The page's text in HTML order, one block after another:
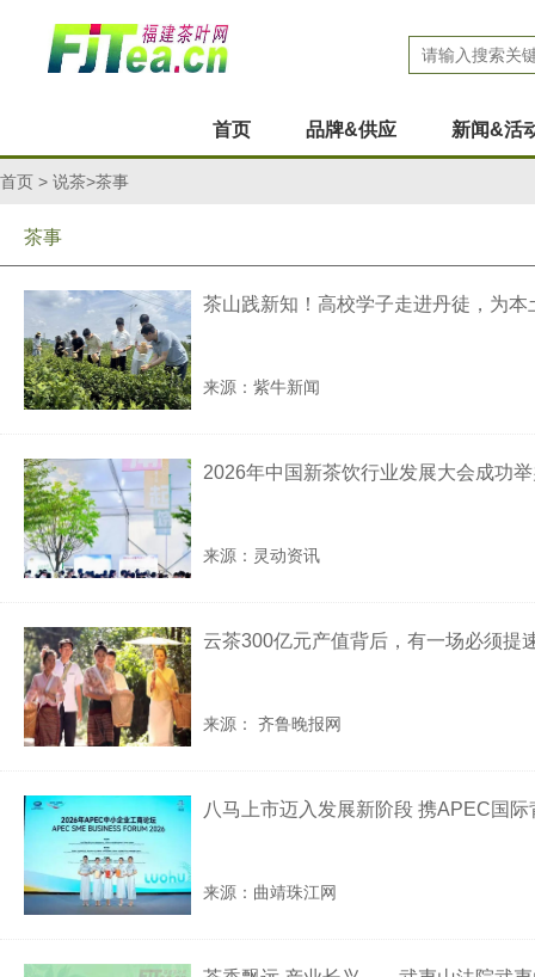
首页 品牌&供应 新闻&活
首页 > 说茶>茶事
茶事
茶山践新知！高校学子走进丹徒，为
来源：紫牛新闻
2026年中国新茶饮行业发展大会成功
来源：灵动资讯
云茶300亿元产值背后，有一场必须提
来源： 齐鲁晚报网
八马上市迈入发展新阶段 携APEC国
来源：曲靖珠江网